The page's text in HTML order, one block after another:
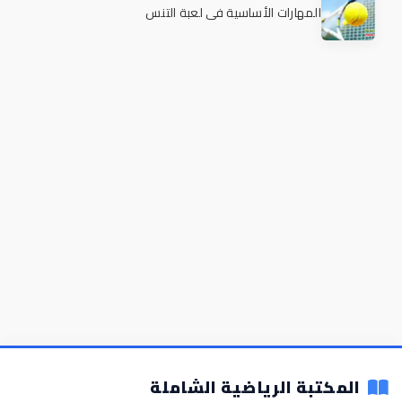
المهارات الأساسية في لعبة التنس
المكتبة الرياضية الشاملة